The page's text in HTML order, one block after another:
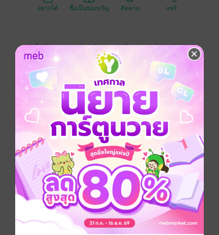
อยากได้ ซื้อเป็นของขวัญ ติดตาม แชร์
คนอื่นข้ามภพมากับเกมดีๆ เธอดันข้ามภพมากับเกมติด
เกาะแถมยังเป็นแค่สาวน้อยวัยแปดขวบในชนบทอีกต่าง
หาก! ครอบครัวก็แย่ อาหารก็ขาดแคลน ปัญหาอะไรก็มา
เถอะเธอจะล่ามากินให้หมด!!!!
รวมเล่มทุก 15 ตอน สามารถตามอ่านแบบรายตอนได้ที่
เว็บไซต์เด็กดี
จีนโบราณ ย้อนยุค/พีเรียด
ซีรีส์ ทะลุมิติไปเป็นพรานสาวในยุค 60
ประเภทไฟล์ pdf, epub(สารบัญ)
วันที่วางขาย 29 กันยายน 2565